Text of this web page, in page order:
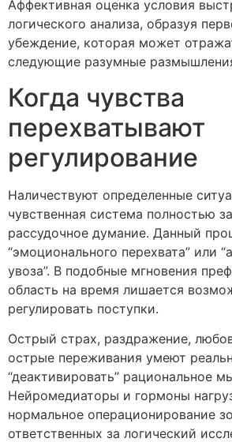
Аффективная оценка условия
логического анализа, образуя
убеждение, которая может
следующие разумные
Когда чувства
перехватывают
регулирование
Наличествуют определенные
чувственная система полностью
рассудочное думание. Данный
“эмоционального перехвата” или
увоза”. В подобные мгновения
область на время лишается
регулировать поступки.
Острый страх, раздражение,
острые переживания умеют
“деактивировать” рациональное
Нейромедиаторы и гормоны
нормальное операционирование
ответственных за логический